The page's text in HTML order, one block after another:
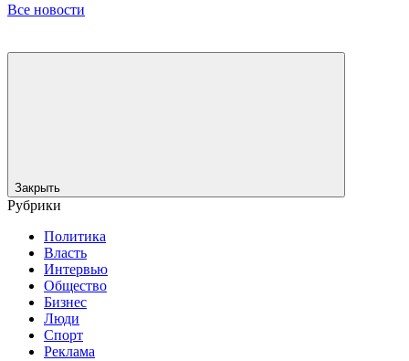
Все новости
Закрыть
Рубрики
Политика
Власть
Интервью
Общество
Бизнес
Люди
Спорт
Реклама